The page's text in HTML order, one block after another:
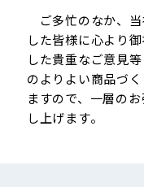
ご多忙のなか、当
した皆様に心より
した貴重なご意見
のよりよい商品づ
ますので、一層の
し上げます。